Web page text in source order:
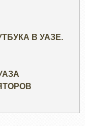
В УАЗЕ.